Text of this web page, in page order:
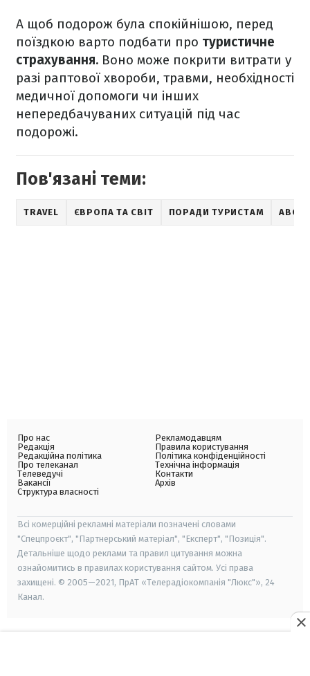
А щоб подорож була спокійнішою, перед
поїздкою варто подбати про туристичне
страхування. Воно може покрити витрати у
разі раптової хвороби, травми, необхідності
медичної допомоги чи інших
непередбачуваних ситуацій під час
подорожі.
Пов'язані теми:
TRAVEL ЄВРОПА ТА СВІТ ПОРАДИ ТУРИСТАМ
Про нас
Редакція
Редакційна політика
Про телеканал
Телеведучі
Вакансії
Структура власності
Рекламодавцям
Правила користування
Політика конфіденційності
Технічна інформація
Контакти
Архів
Всі комерційні рекламні матеріали позначені словами
"Спецпроєкт", "Партнерський матеріал", "Експерт", "Позиція".
Детальніше щодо реклами та правил цитування можна
ознайомитись в правилах користування сайтом. Усі права
захищені. © 2005—2021, ПрАТ «Телерадіокомпанія "Люкс"», 24
Канал.